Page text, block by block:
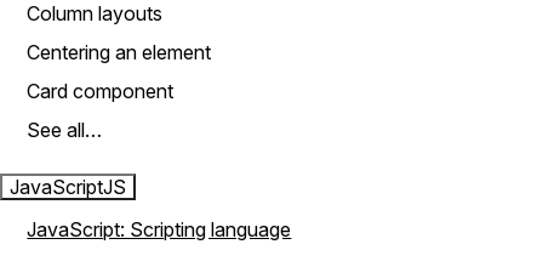
Column layouts
Centering an element
Card component
See all…
JavaScriptJS
JavaScript: Scripting language